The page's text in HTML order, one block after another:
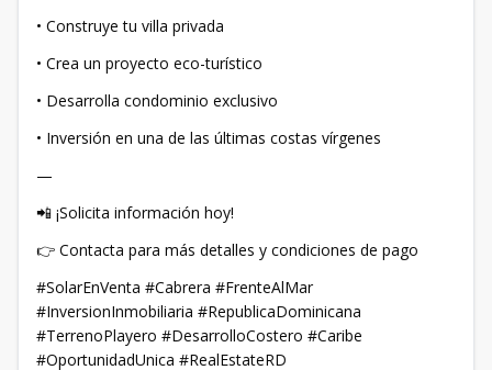
• Construye tu villa privada
• Crea un proyecto eco-turístico
• Desarrolla condominio exclusivo
• Inversión en una de las últimas costas vírgenes
—
📲 ¡Solicita información hoy!
👉 Contacta para más detalles y condiciones de pago
#SolarEnVenta #Cabrera #FrenteAlMar
#InversionInmobiliaria #RepublicaDominicana
#TerrenoPlayero #DesarrolloCostero #Caribe
#OportunidadUnica #RealEstateRD